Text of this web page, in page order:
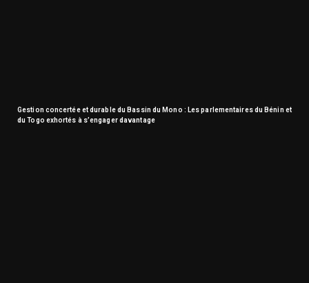
Gestion concertée et durable du Bassin du Mono : Les parlementaires du Bénin et
du Togo exhortés à s’engager davantage